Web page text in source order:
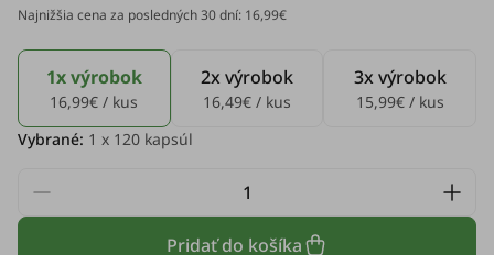
Najnižšia cena za posledných 30 dní: 16,99€
1x výrobok
16,99€ / kus
2x výrobok
16,49€ / kus
3x výrobok
15,99€ / kus
Vybrané: 1 x 120 kapsúl
Pridať do košíka